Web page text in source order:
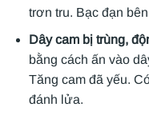
trơn tru. Bạc đạn
Dây cam bị trùng,
bằng cách ấn vào
Tăng cam đã yếu.
đánh lửa.